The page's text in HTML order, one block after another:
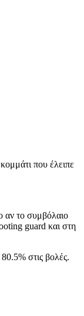
που έλειπε
αν το συμβόλαιο
guard και στη
στις βολές.